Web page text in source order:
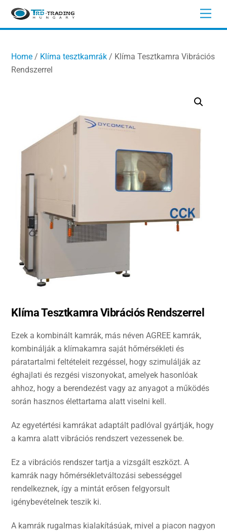
Skip
content
Home / Klíma tesztkamrák / Klíma Tesztkamra Vibrációs
Rendszerrel
Klíma Tesztkamra Vibrációs Rendszerrel
Ezek a kombinált kamrák, más néven AGREE kamrák,
kombinálják a klímakamra saját hőmérsékleti és
páratartalmi feltételeit rezgéssel, hogy szimulálják az
éghajlati és rezgési viszonyokat, amelyek hasonlóak
ahhoz, hogy a berendezést vagy az anyagot a működés
során hasznos élettartama alatt viselni kell.
Az egyetértési kamrákat adaptált padlóval gyártják, hogy
a kamra alatt vibrációs rendszert vezessenek be.
Ez a vibrációs rendszer tartja a vizsgált eszközt. A
kamrák nagy hőmérsékletváltozási sebességgel
rendelkeznek, így a mintát erősen felgyorsult
igénybevételnek teszik ki.
A kamrák rugalmas kialakításúak, mivel a piacon nagyon